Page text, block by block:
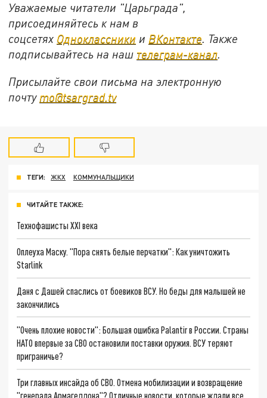
Уважаемые читатели "Царьграда",
присоединяйтесь к нам в
соцсетях Одноклассники и ВКонтакте. Также
подписывайтесь на наш телеграм-канал.
Присылайте свои письма на электронную
почту mo@tsargrad.tv
ТЕГИ: ЖКХ КОММУНАЛЬЩИКИ
ЧИТАЙТЕ ТАКЖЕ:
Технофашисты XXI века
Оплеуха Маску. "Пора снять белые перчатки": Как уничтожить
Starlink
Даня с Дашей спаслись от боевиков ВСУ. Но беды для малышей не
закончились
"Очень плохие новости": Большая ошибка Palantir в России. Страны
НАТО впервые за СВО остановили поставки оружия. ВСУ теряют
приграничье?
Три главных инсайда об СВО. Отмена мобилизации и возвращение
"генерала Армагеддона"? Отличные новости, которые ждали все